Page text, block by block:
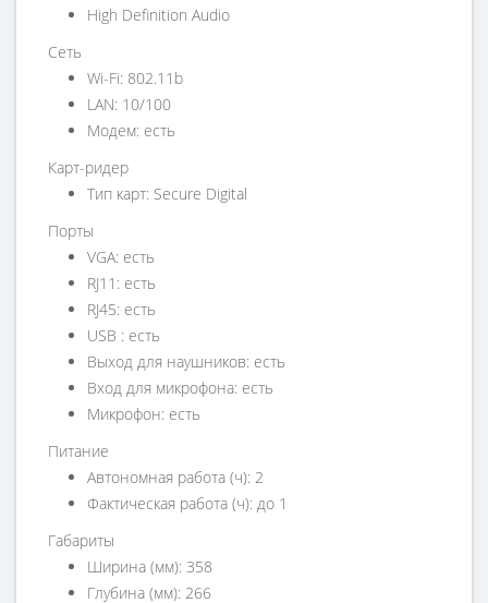
High Definition Audio
Сеть
Wi-Fi: 802.11b
LAN: 10/100
Модем: есть
Карт-ридер
Тип карт: Secure Digital
Порты
VGA: есть
RJ11: есть
RJ45: есть
USB : есть
Выход для наушников: есть
Вход для микрофона: есть
Микрофон: есть
Питание
Автономная работа (ч): 2
Фактическая работа (ч): до 1
Габариты
Ширина (мм): 358
Глубина (мм): 266